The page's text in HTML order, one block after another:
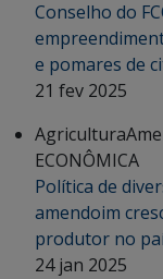
Conselho do
e pomares de
21 fev 2025
Agricultura
ECONÔMICA
Política de
amendoim
produtor no
24 jan 2025